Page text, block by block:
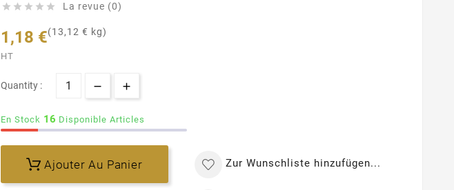
     La revue (0)
1,18 €(13,12 € kg)
HT
Quantity :
En Stock 16 Disponible Articles
Ajouter Au Panier Zur Wunschliste hinzufügen...